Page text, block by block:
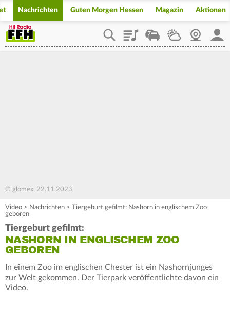
Nachrichten Guten Morgen Hessen Magazin Aktionen
PlaylistStaupilotWetterWebcam
© glomex, 22.11.2023
Video > Nachrichten > Tiergeburt gefilmt: Nashorn in englischem Zoo
geboren
Tiergeburt gefilmt:
NASHORN IN ENGLISCHEM ZOO
GEBOREN
In einem Zoo im englischen Chester ist ein Nashornjunges
zur Welt gekommen. Der Tierpark veröffentlichte davon ein
Video.